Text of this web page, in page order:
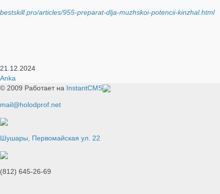
bestskill.pro/articles/955-preparat-dlja-muzhskoi-potencii-kinzhal.html
21.12.2024
Anka
© 2009 Работает на InstantCMS
mail@holodprof.net
Шушары, Первомайская ул. 22
(812) 645-26-69